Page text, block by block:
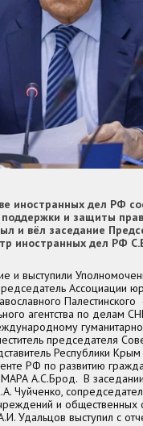
иностранных дел РФ
и защиты
и вёл заседание
иностранных дел РФ
и выступили
Ассоциации
агентства по делам
председателя
Республики
РФ по развитию
А.С.Брод. В
Чуйченко,
и общественных
Удальцов выступил с